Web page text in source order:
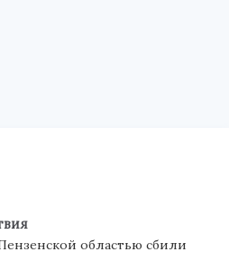
областью сбили